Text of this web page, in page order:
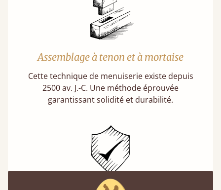
Assemblage à tenon et à mortaise
Cette technique de menuiserie existe depuis
2500 av. J.-C. Une méthode éprouvée
garantissant solidité et durabilité.